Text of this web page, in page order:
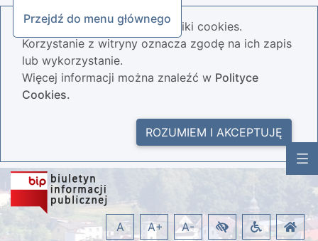
Przejdź do menu głównego
Nasza strona wykorzystuje pliki cookies.
Korzystanie z witryny oznacza zgodę na ich zapis
lub wykorzystanie.
Więcej informacji można znaleźć w Polityce
Cookies.
ROZUMIEM I AKCEPTUJĘ
A A+ A-